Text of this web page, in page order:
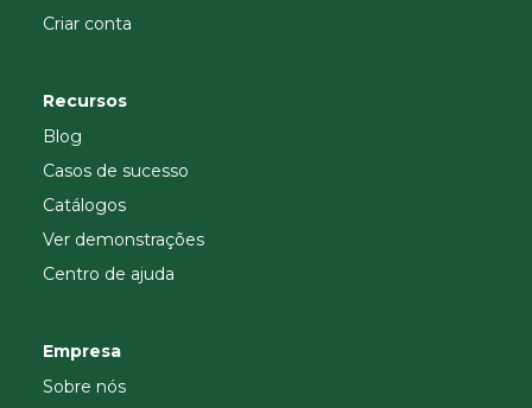
Criar conta
Recursos
Blog
Casos de sucesso
Catálogos
Ver demonstrações
Centro de ajuda
Empresa
Sobre nós